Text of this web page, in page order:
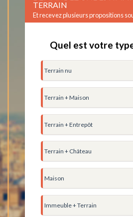
TERRAIN
Et recevez plusieurs propositions
Quel est votre
Terrain nu
Terrain + Maison
Terrain + Entrepôt
Terrain + Château
Maison
Immeuble + Terrain